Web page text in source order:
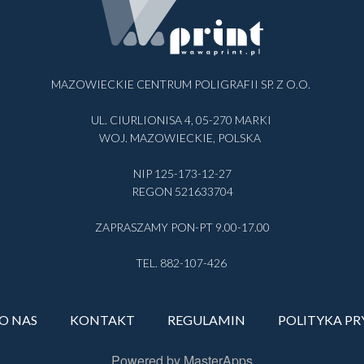
MAZOWIECKIE CENTRUM POLIGRAFII SP. Z O.O.
UL. CIURLIONISA 4, 05-270 MARKI
WOJ. MAZOWIECKIE, POLSKA
NIP 125-173-12-27
REGON 521633704
ZAPRASZAMY PON-PT 9.00-17.00
TEL. 882-107-426
NAS KONTAKT REGULAMIN POLITYKA